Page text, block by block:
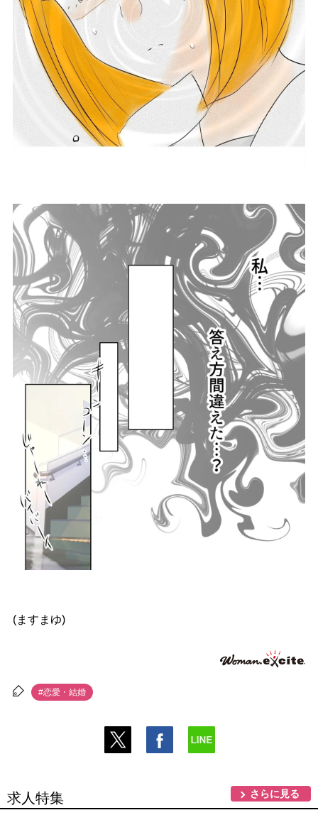
(ますまゆ)
#恋愛・結婚
求人特集 さらに見る